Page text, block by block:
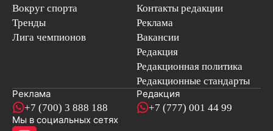
Вокруг спорта
Тренды
Лига чемпионов
Контакты редакции
Реклама
Вакансии
Редакция
Редакционная политика
Редакционные стандарты
Реклама
+7 (700) 3 888 188
Редакция
+7 (777) 001 44 99
Мы в социальных сетях